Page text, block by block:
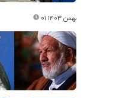
۰۱ بهمن ۱۴۰۳